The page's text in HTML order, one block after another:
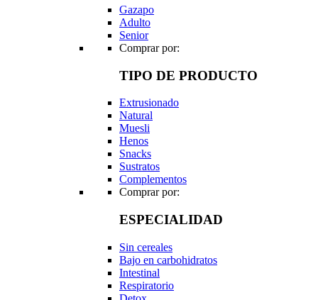
Gazapo
Adulto
Senior
Comprar por:
TIPO DE PRODUCTO
Extrusionado
Natural
Muesli
Henos
Snacks
Sustratos
Complementos
Comprar por:
ESPECIALIDAD
Sin cereales
Bajo en carbohidratos
Intestinal
Respiratorio